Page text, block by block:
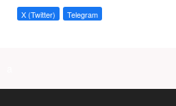
X (Twitter) Telegram